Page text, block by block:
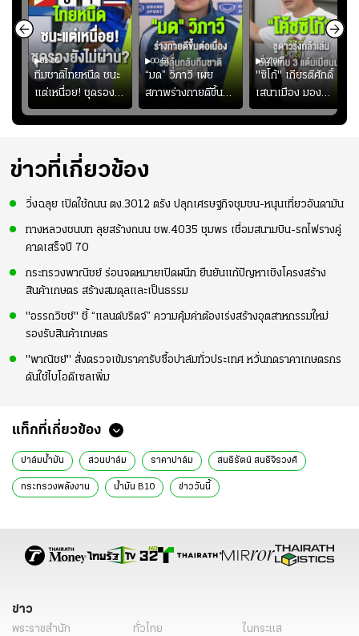
03:00
ทีมชาติไทยหนืด ชนะ
แต่เหนื่อย! ชุดรอง
ยังไม่ผ่าน?
00:51
“มด” วิภาวี เผย
สภาพร่างกายดีขึ้น
อย่างต่อเนื่อง พร้อม
พยายามลงสนามให้
ความมั่นใจ
02:06
"ซิโก้" เกียรติศักดิ์
เสนาเมือง มอง
ว่าการเปิดโอกาสให้
แข้งดาวรุ่งลงสนาม
ข่าวที่เกี่ยวข้อง
วิ่งฉลุย เปิดใช้ถนน ตง.3012 ตรัง ปลุกเศรษฐกิจชุมชน-หนุนเที่ยวอันดามัน
ทางหลวงชนบท ลุยสร้างถนน ชพ.4035 ชุมพร เชื่อมสนามบิน-รถไฟรางคู่
คาดเสร็จปี 70
กระทรวงพาณิชย์ ร่อนจดหมายเปิดผนึก ยืนยันแก้ปัญหาเชิงโครงสร้าง
สินค้าเกษตร สร้างสมดุลและเป็นธรรม
"อรรถวิชช์" ชี้ “แลนด์บริดจ์” ความคุ้มค่าต้องเร่งสร้างอุตสาหกรรมใหม่
รองรับสินค้าเกษตร
"พาณิชย์" สั่งตรวจเข้มราคารับซื้อปาล์มทั่วประเทศ หวั่นกดราคาเกษตรกร
ดันใช้ไบโอดีเซลเพิ่ม
แท็กที่เกี่ยวข้อง
ปาล์มน้ำมัน สวนปาล์ม ราคาปาล์ม สนธิรัตน์ สนธิจิรวงศ์
กระทรวงพลังงาน น้ำมัน B10 ข่าววันนี้
ข่าว
พระราชสำนัก ทั่วไทย
ในกระแส